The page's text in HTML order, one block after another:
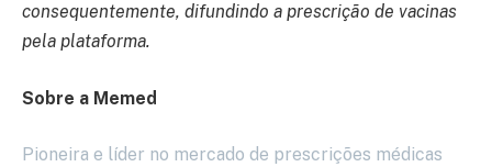
consequentemente, difundindo a prescrição de vacinas
pela plataforma.
Sobre a Memed
Pioneira e líder no mercado de prescrições médicas